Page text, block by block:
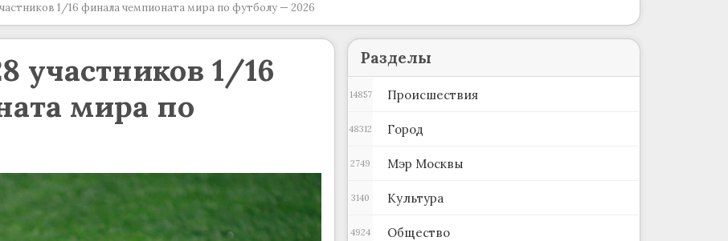
1/16 финала чемпионата мира по футболу — 2026
участников 1/16
мира по
Разделы
Происшествия
14857
Город
48312
Мэр Москвы
2749
Культура
3140
Общество
4924